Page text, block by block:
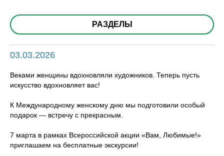
РАЗДЕЛЫ
03.03.2026
Веками женщины вдохновляли художников. Теперь пусть
искусство вдохновляет вас!
К Международному женскому дню мы подготовили особый
подарок — встречу с прекрасным.
7 марта в рамках Всероссийской акции «Вам, Любимые!»
приглашаем на бесплатные экскурсии!